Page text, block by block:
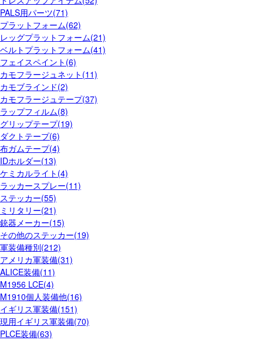
PALS用パーツ(71)
プラットフォーム(62)
レッグプラットフォーム(21)
ベルトプラットフォーム(41)
フェイスペイント(6)
カモフラージュネット(11)
カモブラインド(2)
カモフラージュテープ(37)
ラップフィルム(8)
グリップテープ(19)
ダクトテープ(6)
布ガムテープ(4)
IDホルダー(13)
ケミカルライト(4)
ラッカースプレー(11)
ステッカー(55)
ミリタリー(21)
銃器メーカー(15)
その他のステッカー(19)
軍装備種別(212)
アメリカ軍装備(31)
ALICE装備(11)
M1956 LCE(4)
M1910個人装備他(16)
イギリス軍装備(151)
現用イギリス軍装備(70)
PLCE装備(63)